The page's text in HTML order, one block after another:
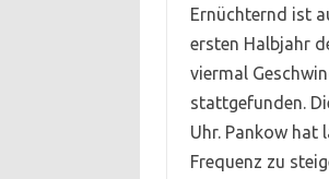
Ernüchternd ist
ersten Halbjahr
viermal
stattgefunden.
Uhr. Pankow hat
Frequenz zu